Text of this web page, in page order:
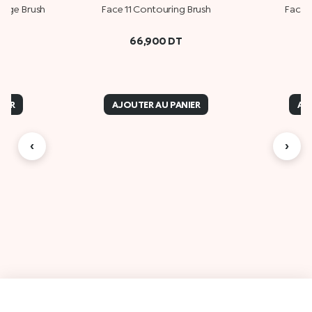
Brush Face 11 Contouring Brush
66,900 DT
AJOUTER AU PANIER
Face
‹ ›